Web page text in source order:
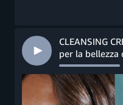
CLEANSING
per la